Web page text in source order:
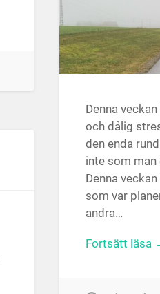
Denna
och dålig
den enda
inte som
Denna
som var
andra…
Fortsätt läsa